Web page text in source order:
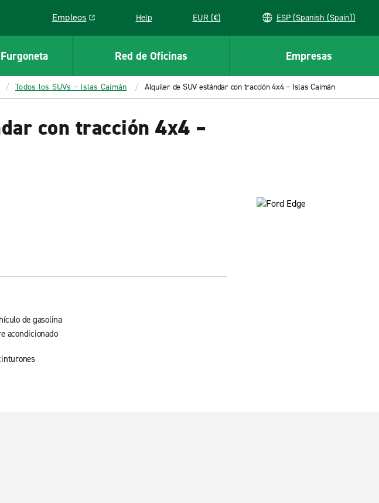
Empleos
Link opens in a new window
Help EUR (€) ESP (Spanish (Spain))
Red de Oficinas Empresas
Todos los SUVs – Islas Caimán Alquiler de SUV estándar con tracción 4x4 – Islas Caimán
con tracción 4x4 –
de gasolina
acondicionado